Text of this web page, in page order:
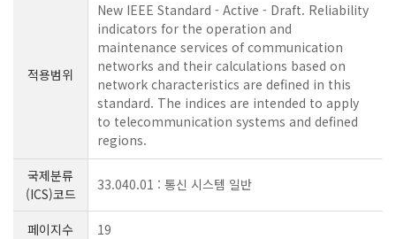
적용범위
New IEEE Standard - Active - Draft. Reliability
indicators for the operation and
maintenance services of communication
networks and their calculations based on
network characteristics are defined in this
standard. The indices are intended to apply
to telecommunication systems and defined
regions.
국제분류
(ICS)코드
33.040.01 : 통신 시스템 일반
페이지수
19